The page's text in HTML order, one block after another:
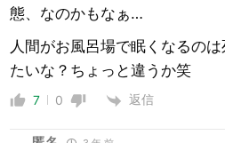
態、なのかもなぁ…
人間がお風呂場で眠くなるの
たいな？ちょっと違うか笑
7 0 返信